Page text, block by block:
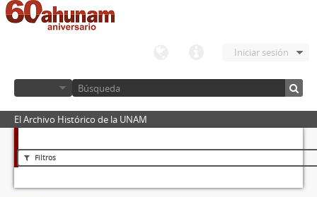
Iniciar sesión
El Archivo Histórico de la UNAM
Filtros